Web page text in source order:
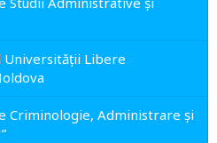
Universităţii Libere
Criminologie, Administrare și